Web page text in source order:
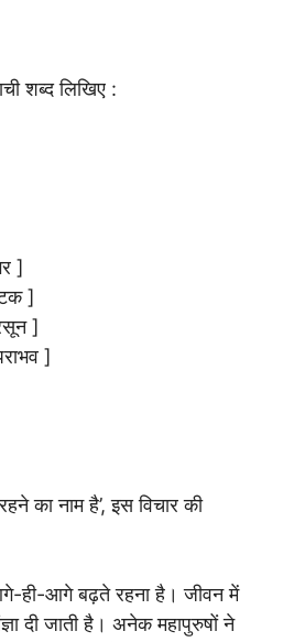
शब्द लिखिए :
]
]
]
]
का नाम है’, इस विचार की
ही-आगे बढ़ते रहना है। जीवन में
दी जाती है। अनेक महापुरुषों ने